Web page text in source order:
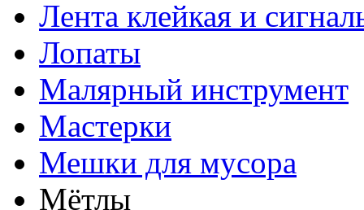
Лента клейкая и
Лопаты
Малярный инструмент
Мастерки
Мешки для мусора
Мётлы